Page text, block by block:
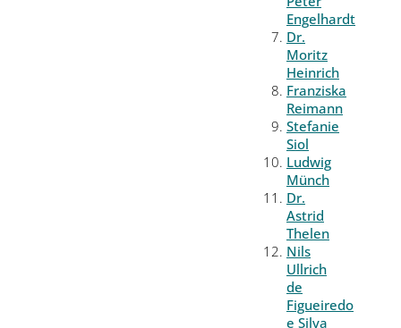
Engelhardt
Dr.
Moritz
Heinrich
Franziska
Reimann
Stefanie
Siol
Ludwig
Münch
Dr.
Astrid
Thelen
Nils
Ullrich
de
Figueiredo
e Silva